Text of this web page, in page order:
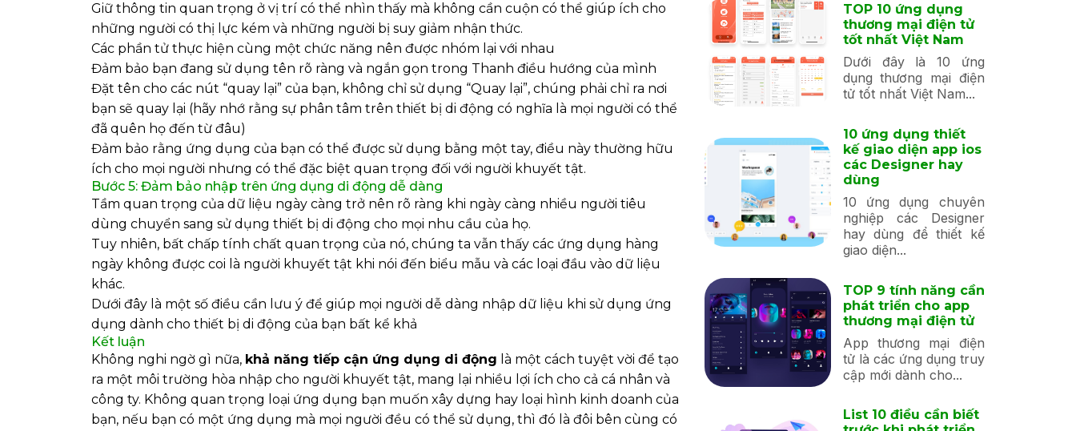
Giữ thông tin quan trọng ở vị trí có thể nhìn thấy mà không cần cuộn có thể giúp ích cho
những người có thị lực kém và những người bị suy giảm nhận thức.
Các phần tử thực hiện cùng một chức năng nên được nhóm lại với nhau
Đảm bảo bạn đang sử dụng tên rõ ràng và ngắn gọn trong Thanh điều hướng của mình
Đặt tên cho các nút “quay lại” của bạn, không chỉ sử dụng “Quay lại”, chúng phải chỉ ra nơi
bạn sẽ quay lại (hãy nhớ rằng sự phân tâm trên thiết bị di động có nghĩa là mọi người có thể
đã quên họ đến từ đâu)
Đảm bảo rằng ứng dụng của bạn có thể được sử dụng bằng một tay, điều này thường hữu
ích cho mọi người nhưng có thể đặc biệt quan trọng đối với người khuyết tật.
Bước 5: Đảm bảo nhập trên ứng dụng di động dễ dàng
Tầm quan trọng của dữ liệu ngày càng trở nên rõ ràng khi ngày càng nhiều người tiêu
dùng chuyển sang sử dụng thiết bị di động cho mọi nhu cầu của họ.
Tuy nhiên, bất chấp tính chất quan trọng của nó, chúng ta vẫn thấy các ứng dụng hàng
ngày không được coi là người khuyết tật khi nói đến biểu mẫu và các loại đầu vào dữ liệu
khác.
Dưới đây là một số điều cần lưu ý để giúp mọi người dễ dàng nhập dữ liệu khi sử dụng ứng
dụng dành cho thiết bị di động của bạn bất kể khả
Kết luận
Không nghi ngờ gì nữa, khả năng tiếp cận ứng dụng di động là một cách tuyệt vời để tạo
ra một môi trường hòa nhập cho người khuyết tật, mang lại nhiều lợi ích cho cả cá nhân và
công ty. Không quan trọng loại ứng dụng bạn muốn xây dựng hay loại hình kinh doanh của
bạn, nếu bạn có một ứng dụng mà mọi người đều có thể sử dụng, thì đó là đôi bên cùng có
TOP 10 ứng dụng
thương mại điện tử
tốt nhất Việt Nam
Dưới đây là 10 ứng
dụng thương mại điện
tử tốt nhất Việt Nam...
10 ứng dụng thiết
kế giao diện app ios
các Designer hay
dùng
10 ứng dụng chuyên
nghiệp các Designer
hay dùng để thiết kế
giao diện...
TOP 9 tính năng cần
phát triển cho app
thương mại điện tử
App thương mại điện
tử là các ứng dụng truy
cập mới dành cho...
List 10 điều cần biết